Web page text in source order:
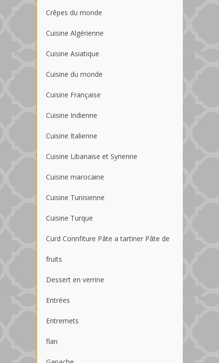
Crêpes du monde
Cuisine Algérienne
Cuisine Asiatique
Cuisine du monde
Cuisine Française
Cuisine Indienne
Cuisine Italienne
Cuisine Libanaise et Syrienne
Cuisine marocaine
Cuisine Tunisienne
Cuisine Turque
Curd Connfiture Pâte a tartiner Pâte de
fruits
Dessert en verrine
Entrées
Entremets
flan